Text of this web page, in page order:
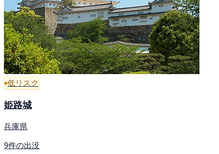
低リスク
姫路城
兵庫県
9件の出没